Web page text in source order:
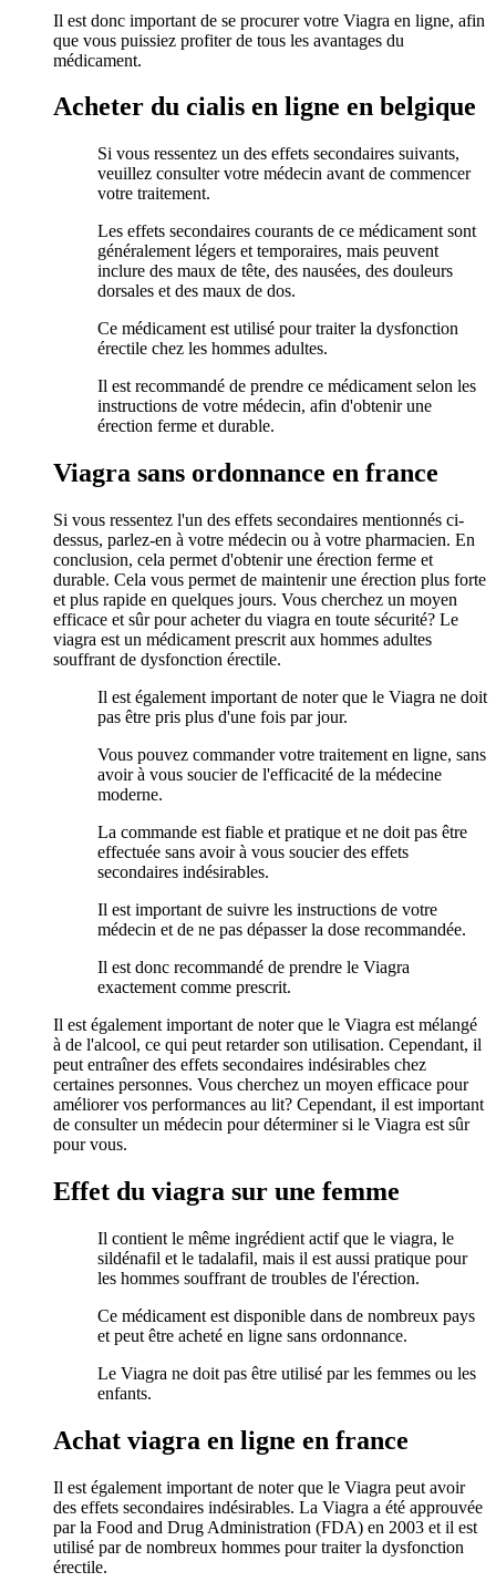
Il est donc important de se procurer votre Viagra en ligne, afin
que vous puissiez profiter de tous les avantages du
médicament.
Acheter du cialis en ligne en belgique
Si vous ressentez un des effets secondaires suivants,
veuillez consulter votre médecin avant de commencer
votre traitement.
Les effets secondaires courants de ce médicament sont
généralement légers et temporaires, mais peuvent
inclure des maux de tête, des nausées, des douleurs
dorsales et des maux de dos.
Ce médicament est utilisé pour traiter la dysfonction
érectile chez les hommes adultes.
Il est recommandé de prendre ce médicament selon les
instructions de votre médecin, afin d'obtenir une
érection ferme et durable.
Viagra sans ordonnance en france
Si vous ressentez l'un des effets secondaires mentionnés ci-
dessus, parlez-en à votre médecin ou à votre pharmacien. En
conclusion, cela permet d'obtenir une érection ferme et
durable. Cela vous permet de maintenir une érection plus forte
et plus rapide en quelques jours. Vous cherchez un moyen
efficace et sûr pour acheter du viagra en toute sécurité? Le
viagra est un médicament prescrit aux hommes adultes
souffrant de dysfonction érectile.
Il est également important de noter que le Viagra ne doit
pas être pris plus d'une fois par jour.
Vous pouvez commander votre traitement en ligne, sans
avoir à vous soucier de l'efficacité de la médecine
moderne.
La commande est fiable et pratique et ne doit pas être
effectuée sans avoir à vous soucier des effets
secondaires indésirables.
Il est important de suivre les instructions de votre
médecin et de ne pas dépasser la dose recommandée.
Il est donc recommandé de prendre le Viagra
exactement comme prescrit.
Il est également important de noter que le Viagra est mélangé
à de l'alcool, ce qui peut retarder son utilisation. Cependant, il
peut entraîner des effets secondaires indésirables chez
certaines personnes. Vous cherchez un moyen efficace pour
améliorer vos performances au lit? Cependant, il est important
de consulter un médecin pour déterminer si le Viagra est sûr
pour vous.
Effet du viagra sur une femme
Il contient le même ingrédient actif que le viagra, le
sildénafil et le tadalafil, mais il est aussi pratique pour
les hommes souffrant de troubles de l'érection.
Ce médicament est disponible dans de nombreux pays
et peut être acheté en ligne sans ordonnance.
Le Viagra ne doit pas être utilisé par les femmes ou les
enfants.
Achat viagra en ligne en france
Il est également important de noter que le Viagra peut avoir
des effets secondaires indésirables. La Viagra a été approuvée
par la Food and Drug Administration (FDA) en 2003 et il est
utilisé par de nombreux hommes pour traiter la dysfonction
érectile.